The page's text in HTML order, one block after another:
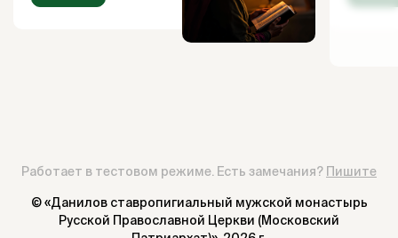
Работает в тестовом режиме. Есть замечания? Пишите
© «Данилов ставропигиальный мужской монастырь
Русской Православной Церкви (Московский